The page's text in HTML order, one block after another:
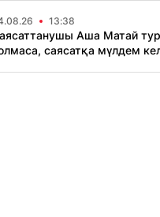
13:38
Аша Матай
саясатқа мүлдем